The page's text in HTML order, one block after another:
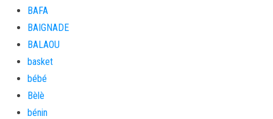
BAFA
BAIGNADE
BALAOU
basket
bébé
Bèlè
bénin